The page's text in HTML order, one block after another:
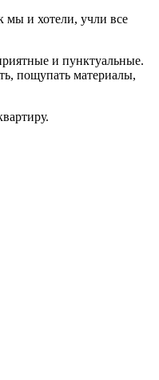
мы и хотели, учли все
и пунктуальные.
пощупать материалы,